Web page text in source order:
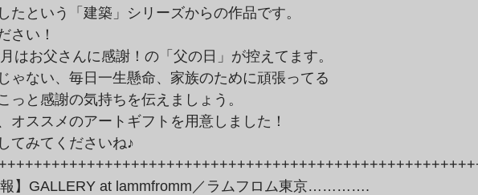
たという「建築」シリーズからの作品です。
さい！
ゃない、毎日一生懸命、家族のために頑張ってる
っと感謝の気持ちを伝えましょう。
オススメのアートギフトを用意しました！
てみてくださいね♪
報】GALLERY at lammfromm／ラムフロム東京………….